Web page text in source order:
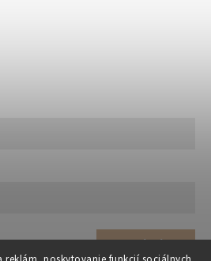
Prihlásiť sa